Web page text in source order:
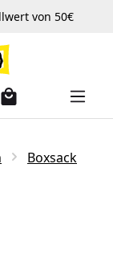
von 50€
Boxsack